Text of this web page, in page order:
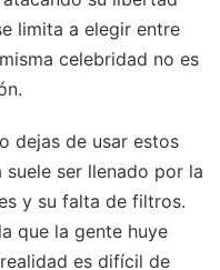
limita a elegir entre
celebridad no es
dejas de usar estos
ser llenado por la
y su falta de filtros.
que la gente huye
es difícil de